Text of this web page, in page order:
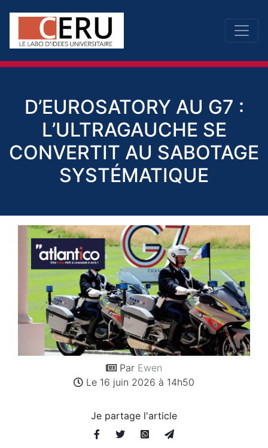
D’EUROSATORY AU G7 :
L’ULTRAGAUCHE SE
CONVERTIT AU SABOTAGE
SYSTÉMATIQUE
Par Ewen
Le 16 juin 2026 à 14h50
Je partage l'article